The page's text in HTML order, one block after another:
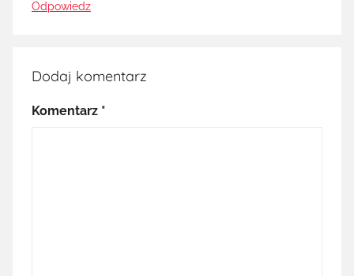
Odpowiedz
Dodaj komentarz
Komentarz *